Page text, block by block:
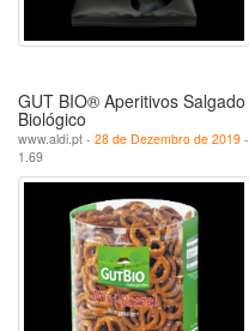
GUT BIO® Aperitivos Salgado
Biológico
www.aldi.pt - 28 de Dezembro de 2019 -
1.69